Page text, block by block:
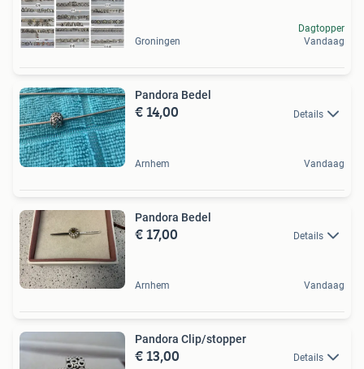
Groningen
Dagtopper
Vandaag
Pandora Bedel
€ 14,00 Details
Arnhem Vandaag
Pandora Bedel
€ 17,00 Details
Arnhem Vandaag
Pandora Clip/stopper
€ 13,00 Details